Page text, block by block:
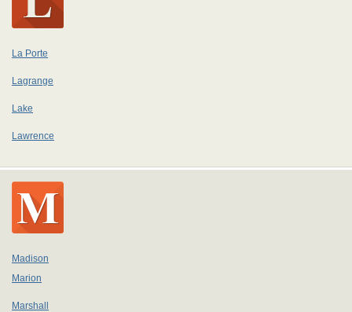
La Porte
Lagrange
Lake
Lawrence
Madison
Marion
Marshall